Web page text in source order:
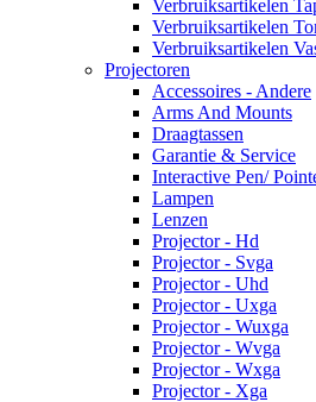
Verbruiksartikelen
Verbruiksartikelen
Verbruiksartikelen
Projectoren
Accessoires - Andere
Arms And Mounts
Draagtassen
Garantie & Service
Interactive Pen/
Lampen
Lenzen
Projector - Hd
Projector - Svga
Projector - Uhd
Projector - Uxga
Projector - Wuxga
Projector - Wvga
Projector - Wxga
Projector - Xga